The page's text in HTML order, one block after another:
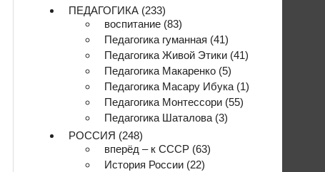
ПЕДАГОГИКА (233)
воспитание (83)
Педагогика гуманная (41)
Педагогика Живой Этики (41)
Педагогика Макаренко (5)
Педагогика Масару Ибука (1)
Педагогика Монтессори (55)
Педагогика Шаталова (3)
РОССИЯ (248)
вперёд – к СССР (63)
История России (22)